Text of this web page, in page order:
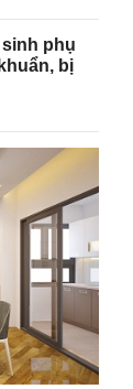
phụ
bị